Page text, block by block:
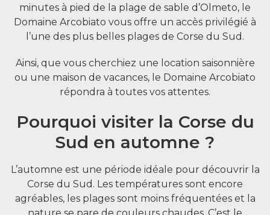
minutes à pied de la plage de sable d’Olmeto, le
Domaine Arcobiato vous offre un accès privilégié à
l’une des plus belles plages de Corse du Sud.
Ainsi, que vous cherchiez une location saisonnière
ou une maison de vacances, le Domaine Arcobiato
répondra à toutes vos attentes.
Pourquoi visiter la Corse du
Sud en automne ?
L’automne est une période idéale pour découvrir la
Corse du Sud. Les températures sont encore
agréables, les plages sont moins fréquentées et la